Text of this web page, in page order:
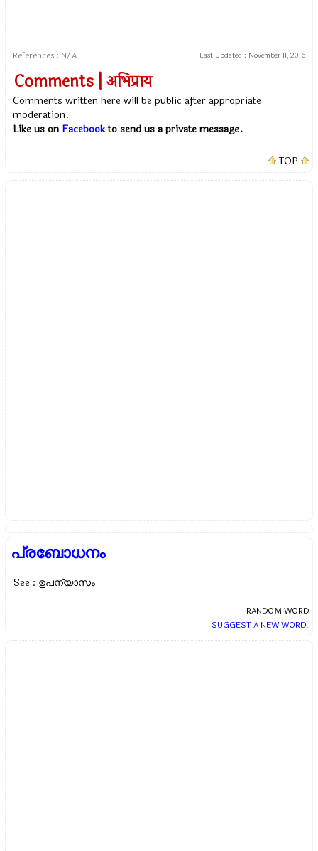
References : N/A Last Updated : November 11, 2016
Comments | अभिप्राय
Comments written here will be public after appropriate
moderation.
Like us on Facebookto send us a private message.
TOP
പ്രബോധനം
See : ഉപന്യാസം
RANDOM WORD
SUGGEST A NEW WORD!